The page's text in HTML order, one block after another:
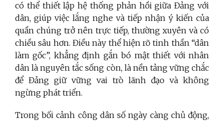
có thể thiết lập hệ thống phản hồi giữa Đảng với
dân, giúp việc lắng nghe và tiếp nhận ý kiến của
quần chúng trở nên trực tiếp, thường xuyên và có
chiều sâu hơn. Điều này thể hiện rõ tinh thần “dân
làm gốc”, khẳng định gắn bó mật thiết với nhân
dân là nguyên tắc sống còn, là nền tảng vững chắc
để Đảng giữ vững vai trò lãnh đạo và không
ngừng phát triển.
Trong bối cảnh công dân số ngày càng chủ động,